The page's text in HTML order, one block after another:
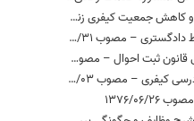
دستورالعمل ساماندهی زندانیان و کاهش جمعیت کیفری زندان‌ها – مصوب 1395/06/17
آیین‌نامه اجرایی احراز عنوان ضابط دادگستری – مصوب 1394/06/31
آیین‌نامه اجرایی ماده 35 اصلاحی قانون ثبت احوال – مصوب 1364/05/02
قانون دائمی شدن قانون آیین دادرسی کیفری – مصوب 1397/09/03
06/26